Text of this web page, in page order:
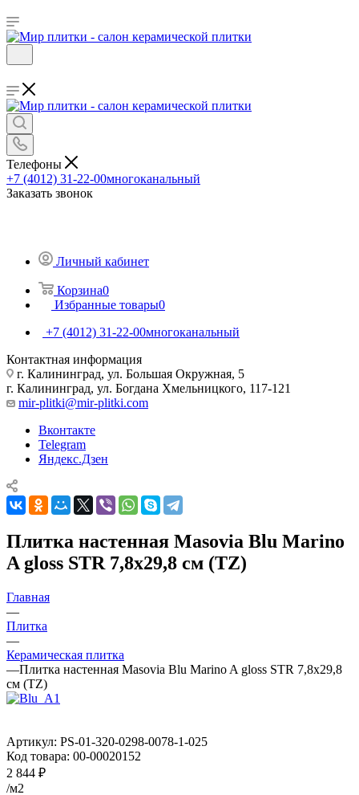
Телефоны
+7 (4012) 31-22-00многоканальный
Заказать звонок
Личный кабинет
Корзина0
Избранные товары0
+7 (4012) 31-22-00многоканальный
Контактная информация
г. Калининград, ул. Большая Окружная, 5
г. Калининград, ул. Богдана Хмельницкого, 117-121
mir-plitki@mir-plitki.com
Вконтакте
Telegram
Яндекс.Дзен
Плитка настенная Masovia Blu Marino
A gloss STR 7,8x29,8 см (TZ)
Главная
—
Плитка
—
Керамическая плитка
—Плитка настенная Masovia Blu Marino A gloss STR 7,8x29,8
см (TZ)
Артикул: PS-01-320-0298-0078-1-025
Код товара: 00-00020152
2 844 ₽
/м2